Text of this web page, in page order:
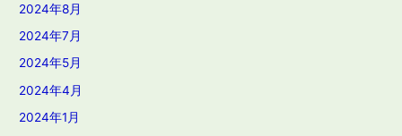
2024年8月
2024年7月
2024年5月
2024年4月
2024年1月